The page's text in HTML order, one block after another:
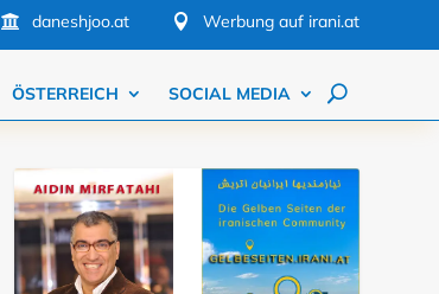
 daneshjoo.at  Werbung auf irani.at
ÖSTERREICH SOCIAL MEDIA